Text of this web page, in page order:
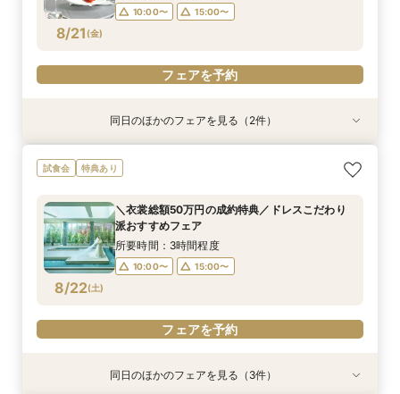
8/21 (金)
10:00〜 15:00〜
フェアを予約
8/21(金)
オンライン相談会
11:00〜 15:00〜
特典あり
8/21(金)
【2件目来館もお得】試食×見学しっかり体験♪特
典付フェア
10:00〜 15:00〜
同日のほかのフェアを見る（2件）
試食会 特典あり
8/22(土)
＼衣裳総額50万円の成約特典／ドレスこだわり
派おすすめフェア
所要時間：3時間程度
10:00〜 15:00〜
フェアを予約
特典あり
特典あり同日のほかのフェアを見る（3件）